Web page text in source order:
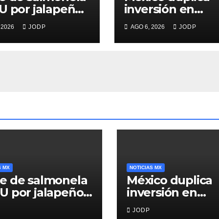
por jalapeños
deja 345
y 36
JODP
inversión en
primera
pero solo
2.53% del gasto
AGO 6, 2026 JODP
MX
de salmonela
por jalapeños
deja 345
NOTICIAS MX
México duplica
inversión en
primera
JODP